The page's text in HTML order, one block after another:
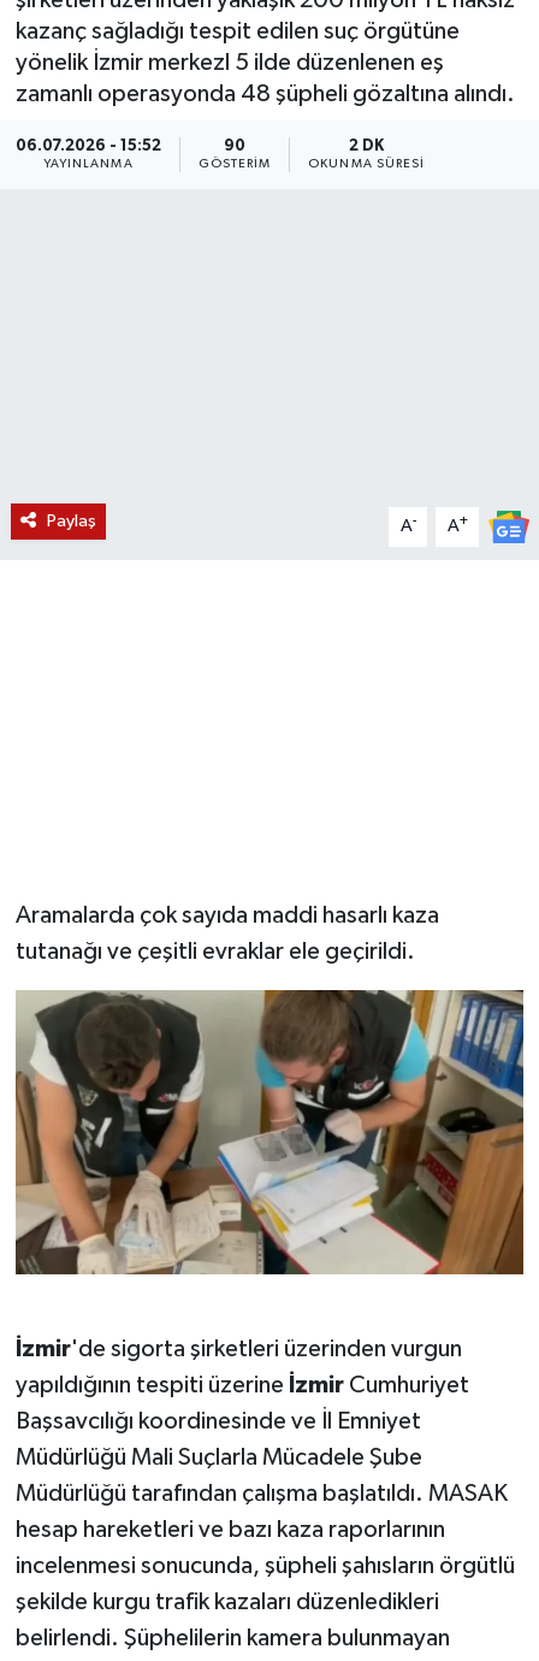
kazanç sağladığı tespit edilen suç örgütüne
yönelik İzmir merkezl 5 ilde düzenlenen eş
zamanlı operasyonda 48 şüpheli gözaltına alındı.
06.07.2026 - 15:52
YAYINLANMA
90
GÖSTERIM
2 DK
OKUNMA SÜRESI
Paylaş A- A+
Aramalarda çok sayıda maddi hasarlı kaza
tutanağı ve çeşitli evraklar ele geçirildi.
İzmir'de sigorta şirketleri üzerinden vurgun
yapıldığının tespiti üzerine İzmirCumhuriyet
Başsavcılığı koordinesinde ve İl Emniyet
Müdürlüğü Mali Suçlarla Mücadele Şube
Müdürlüğü tarafından çalışma başlatıldı. MASAK
hesap hareketleri ve bazı kaza raporlarının
incelenmesi sonucunda, şüpheli şahısların örgütlü
şekilde kurgu trafik kazaları düzenledikleri
belirlendi. Şüphelilerin kamera bulunmayan
KÜLTÜR SANAT
YAŞAM
LIFE
SARIGÖL
SARUHANLI
SELENDİ
SOMA
KÖPRÜBAŞI
KULA
SALİHLİ
TURGUTLU
EKONOMİ
EĞİTİM
KÜLTÜR SANAT
MANİSA'NIN YÖRESEL LEZZETLERİ